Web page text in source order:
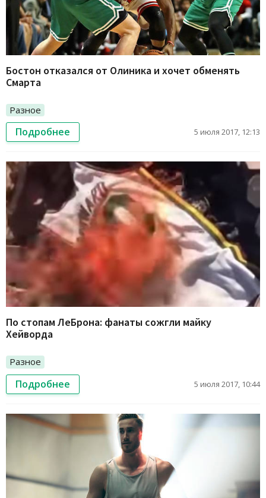
Бостон отказался от Олиника и хочет обменять
Смарта
Разное
Подробнее 5 июля 2017, 12:13
По стопам ЛеБрона: фанаты сожгли майку
Хейворда
Разное
Подробнее 5 июля 2017, 10:44